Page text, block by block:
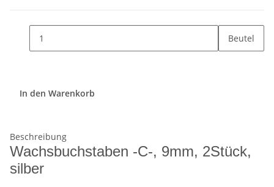
Beutel
In den Warenkorb
Beschreibung
Wachsbuchstaben -C-, 9mm, 2Stück,
silber